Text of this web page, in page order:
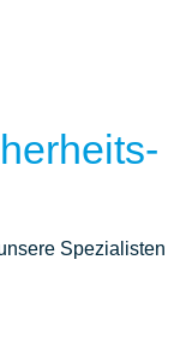
Spezialisten